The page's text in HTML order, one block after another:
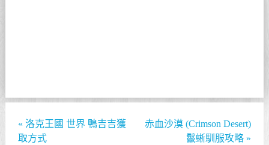
« 洛克王國 世界 鴨吉吉獲
取方式
赤血沙漠 (Crimson Desert)
鬣蜥馴服攻略 »